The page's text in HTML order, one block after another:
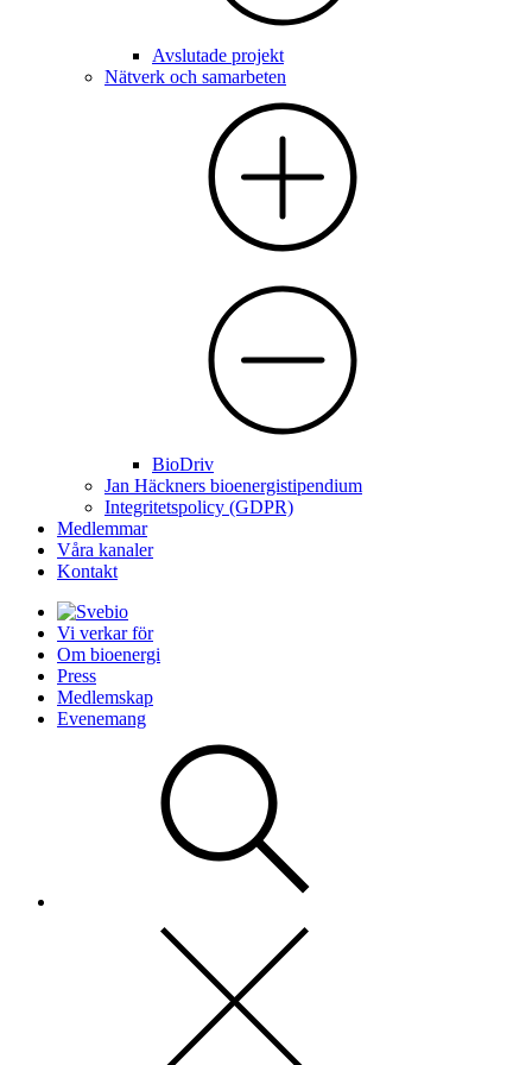
Avslutade projekt
Nätverk och samarbeten
BioDriv
Jan Häckners bioenergistipendium
Integritetspolicy (GDPR)
Medlemmar
Våra kanaler
Kontakt
Vi verkar för
Om bioenergi
Press
Medlemskap
Evenemang